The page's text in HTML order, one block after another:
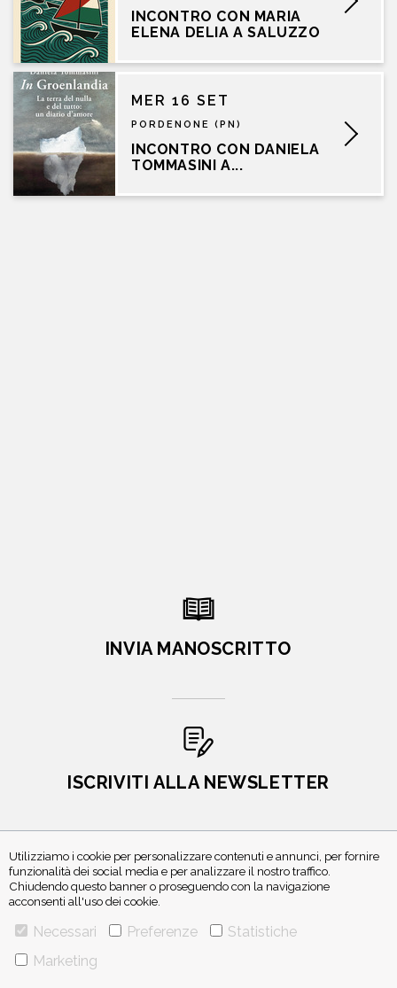
INCONTRO CON MARIA
ELENA DELIA A SALUZZO
MER 16 SET
PORDENONE (PN)
INCONTRO CON DANIELA
TOMMASINI A...
Utilizziamo i cookie per personalizzare contenuti e annunci, per fornire
funzionalità dei social media e per analizzare il nostro traffico.
Chiudendo questo banner o proseguendo con la navigazione
acconsenti all'uso dei cookie.
Necessari Preferenze
Statistiche
Marketing
INVIA MANOSCRITTO
ISCRIVITI ALLA NEWSLETTER